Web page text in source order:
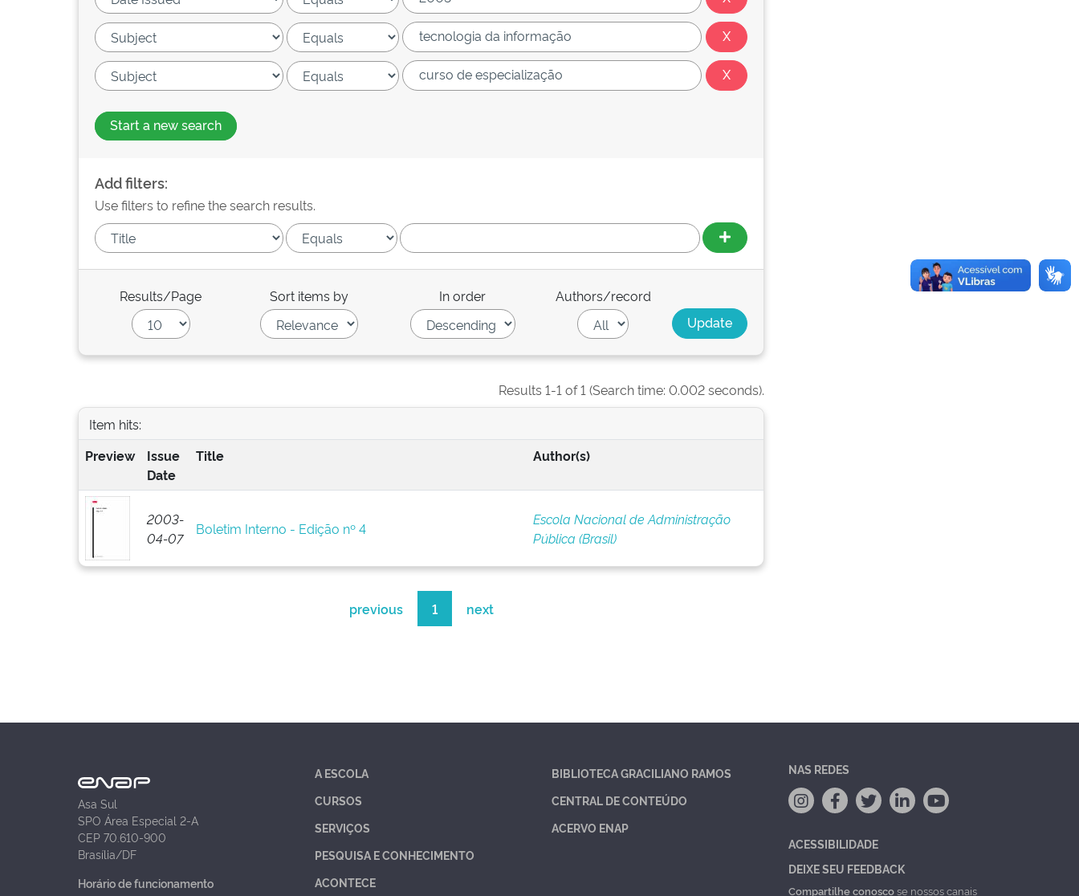
Start a new search
Add filters:
Use filters to refine the search results.
Results/Page Sort items by In order Authors/record
Results 1-1 of 1 (Search time: 0.002 seconds).
Item hits:
Preview
Issue
Date
Title Author(s)
2003-
04-07
Boletim Interno - Edição nº 4
Escola Nacional de Administração
Pública (Brasil)
previous 1 next
Asa Sul
SPO Área Especial 2-A
CEP 70.610-900
Brasília/DF
Horário de funcionamento
A ESCOLA
CURSOS
SERVIÇOS
PESQUISA E CONHECIMENTO
ACONTECE
BIBLIOTECA GRACILIANO RAMOS
CENTRAL DE CONTEÚDO
ACERVO ENAP
NAS REDES
ACESSIBILIDADE
DEIXE SEU FEEDBACK
Compartilhe conoscose nossos canais